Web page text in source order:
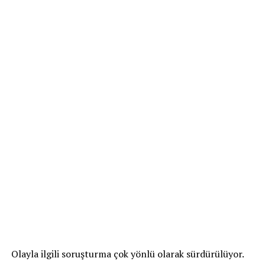
Olayla ilgili soruşturma çok yönlü olarak sürdürülüyor.